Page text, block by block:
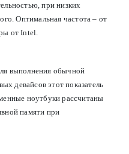
при низких
Оптимальная частота – от
от Intel.
выполнения обычной
девайсов этот показатель
ноутбуки рассчитаны
памяти при